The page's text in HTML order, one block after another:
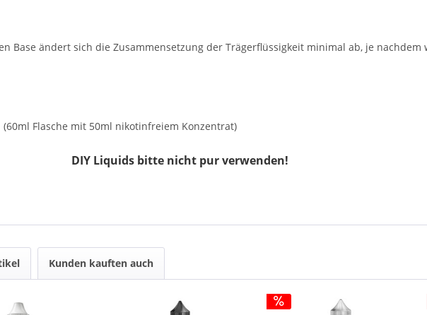
Base ändert sich die Zusammensetzung der Trägerflüssigkeit minimal ab, je nachdem
(60ml Flasche mit 50ml nikotinfreiem Konzentrat)
DIY Liquids bitte nicht pur verwenden!
Kunden kauften auch